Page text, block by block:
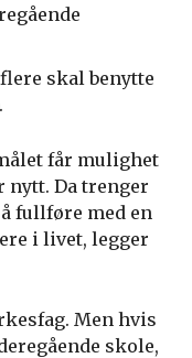
skal benytte
får mulighet
Da trenger
fullføre med en
i livet, legger
Men hvis
skole,